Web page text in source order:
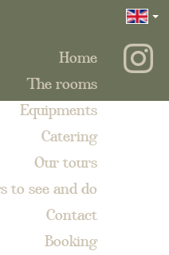
Home
The rooms
Equipments
Catering
Our tours
to see and do
Contact